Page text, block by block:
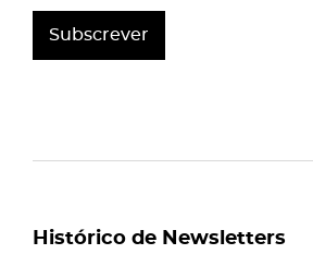
Subscrever
Histórico de Newsletters